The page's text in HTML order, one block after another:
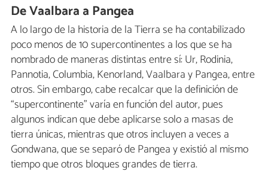
De Vaalbara a Pangea
A lo largo de la historia de la Tierra se ha contabilizado
poco menos de 10 supercontinentes a los que se ha
nombrado de maneras distintas entre sí: Ur, Rodinia,
Pannotia, Columbia, Kenorland, Vaalbara y Pangea, entre
otros. Sin embargo, cabe recalcar que la definición de
“supercontinente” varía en función del autor, pues
algunos indican que debe aplicarse solo a masas de
tierra únicas, mientras que otros incluyen a veces a
Gondwana, que se separó de Pangea y existió al mismo
tiempo que otros bloques grandes de tierra.